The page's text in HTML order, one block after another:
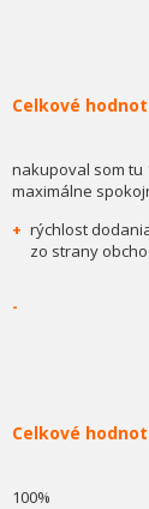
Celkové
nakupoval som tu
maximálne
+ rýchlost
zo strany
-
Celkové
100%